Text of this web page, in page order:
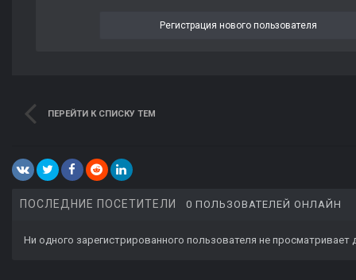
Регистрация нового пользователя
ПЕРЕЙТИ К СПИСКУ ТЕМ
ПОСЛЕДНИЕ ПОСЕТИТЕЛИ 0 ПОЛЬЗОВАТЕЛЕЙ ОНЛАЙН
Ни одного зарегистрированного пользователя не просматривает